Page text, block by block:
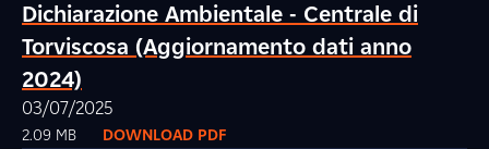
Dichiarazione Ambientale - Centrale di
Torviscosa (Aggiornamento dati anno
2024)
03/07/2025
2.09 MB DOWNLOAD PDF